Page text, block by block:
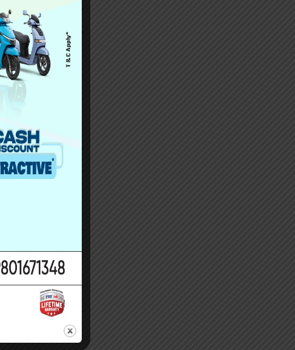
परीक्षण
रिपोर्ट गलत
सक्छ । यसरी
लापरवाही हो
व्यस्त थिए
। उहाँसंगै
काममा